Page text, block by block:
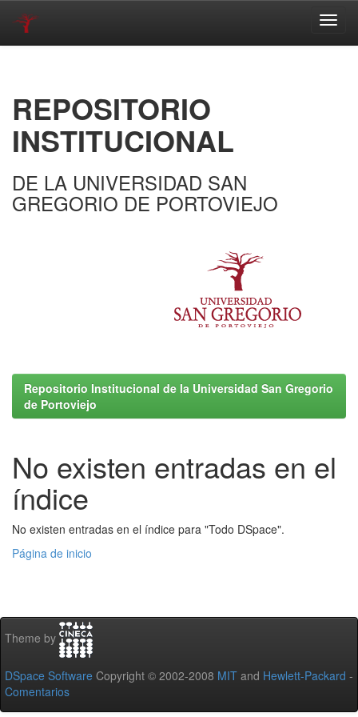
REPOSITORIO
INSTITUCIONAL
DE LA UNIVERSIDAD SAN
GREGORIO DE PORTOVIEJO
Repositorio Institucional de la Universidad San Gregorio
de Portoviejo
No existen entradas en el
índice
No existen entradas en el índice para "Todo DSpace".
Página de inicio
Theme by
DSpace Software Copyright © 2002-2008 MIT and Hewlett-Packard -
Comentarios